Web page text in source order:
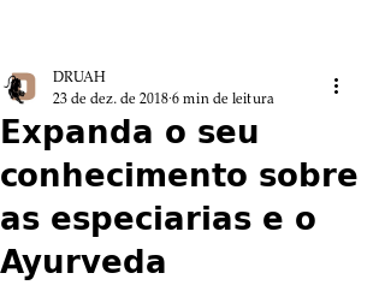
Expanda o seu
conhecimento sobre
as especiarias e o
Ayurveda
DRUAH
23 de dez. de 2018 6 min de leitura